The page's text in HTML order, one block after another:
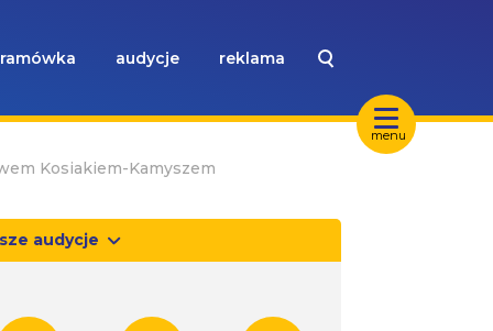
menu
ramówka audycje reklama
Kosiakiem-Kamyszem
audycje